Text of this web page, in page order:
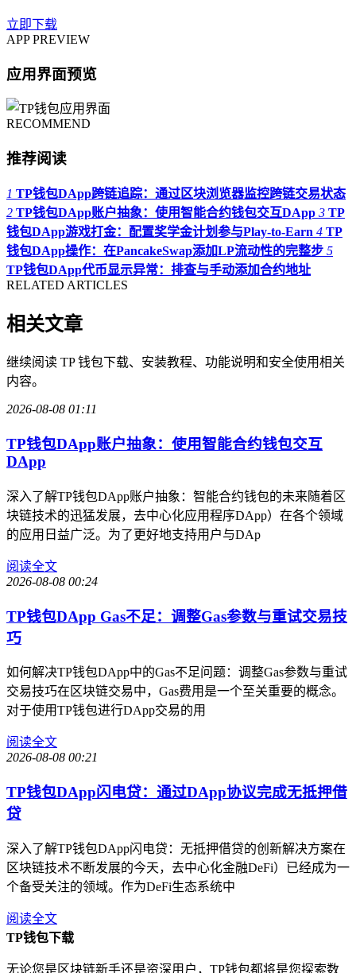
立即下载
APP PREVIEW
应用界面预览
RECOMMEND
推荐阅读
1 TP钱包DApp跨链追踪：通过区块浏览器监控跨链交易状态
2 TP钱包DApp账户抽象：使用智能合约钱包交互DApp 3 TP
钱包DApp游戏打金：配置奖学金计划参与Play-to-Earn 4 TP
钱包DApp操作：在PancakeSwap添加LP流动性的完整步 5
TP钱包DApp代币显示异常：排查与手动添加合约地址
RELATED ARTICLES
相关文章
继续阅读 TP 钱包下载、安装教程、功能说明和安全使用相关
内容。
2026-08-08 01:11
TP钱包DApp账户抽象：使用智能合约钱包交互
DApp
深入了解TP钱包DApp账户抽象：智能合约钱包的未来随着区
块链技术的迅猛发展，去中心化应用程序DApp）在各个领域
的应用日益广泛。为了更好地支持用户与DAp
阅读全文
2026-08-08 00:24
TP钱包DApp Gas不足：调整Gas参数与重试交易技
巧
如何解决TP钱包DApp中的Gas不足问题：调整Gas参数与重试
交易技巧在区块链交易中，Gas费用是一个至关重要的概念。
对于使用TP钱包进行DApp交易的用
阅读全文
2026-08-08 00:21
TP钱包DApp闪电贷：通过DApp协议完成无抵押借
贷
深入了解TP钱包DApp闪电贷：无抵押借贷的创新解决方案在
区块链技术不断发展的今天，去中心化金融DeFi）已经成为一
个备受关注的领域。作为DeFi生态系统中
阅读全文
TP钱包下载
无论您是区块链新手还是资深用户，TP钱包都将是您探索数